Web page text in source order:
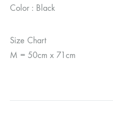
Color : Black
Size Chart
M = 50cm x 71cm